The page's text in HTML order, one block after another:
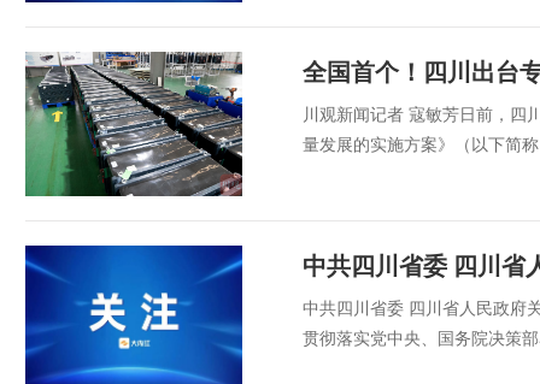
全国首个！四川出台
川观新闻记者 寇敏芳日前，四
量发展的实施方案》（以下简
中共四川省委 四川省
中共四川省委 四川省人民政府
贯彻落实党中央、国务院决策